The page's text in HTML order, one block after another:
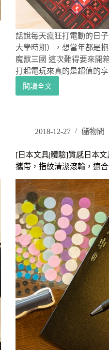
涼
拖
鞋、
人
字
拖
話說每天瘋狂打電動的日
大學時期），想當年都是
魔獸三國 這次難得要來開
打起電玩來真的是超值的
閱讀全文
[開
筆
HP
OMEN
電
競
筆
電，
具
備
15.6
吋
超
廣
角
螢
幕，
120fps
的
新
率
2018-12-27 儲物間
[日本文具|體驗]質感日本
攜帶，指紋清潔滾輪，適